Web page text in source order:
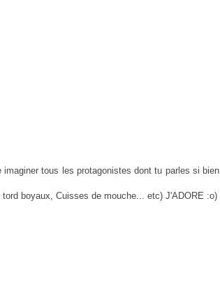
tous les protagonistes dont tu parles si bien
boyaux, Cuisses de mouche... etc) J'ADORE :o)